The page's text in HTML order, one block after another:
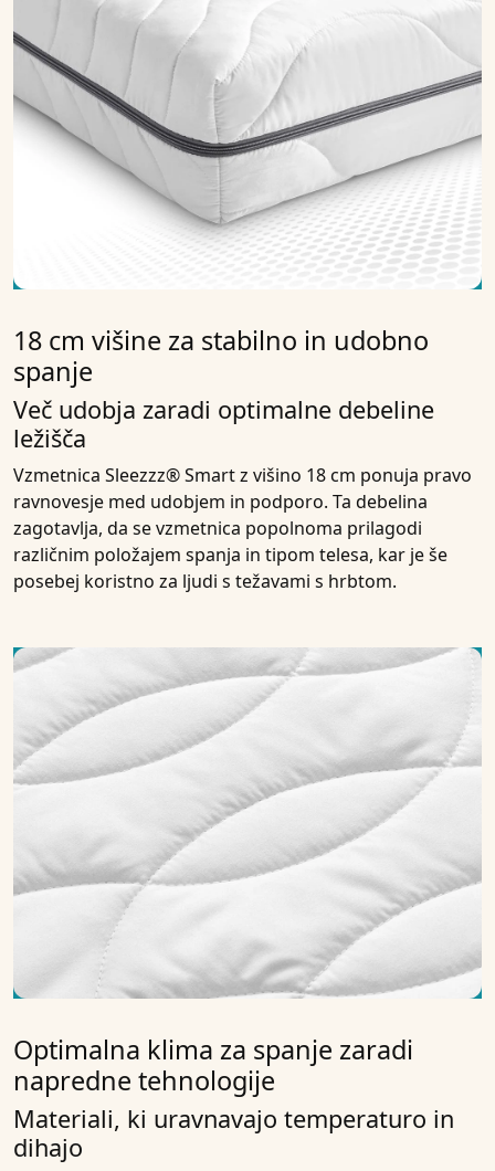
18 cm višine za stabilno in udobno
spanje
Več udobja zaradi optimalne debeline
ležišča
Vzmetnica Sleezzz® Smart z višino 18 cm ponuja pravo
ravnovesje med udobjem in podporo. Ta debelina
zagotavlja, da se vzmetnica popolnoma prilagodi
različnim položajem spanja in tipom telesa, kar je še
posebej koristno za ljudi s težavami s hrbtom.
Optimalna klima za spanje zaradi
napredne tehnologije
Materiali, ki uravnavajo temperaturo in
dihajo